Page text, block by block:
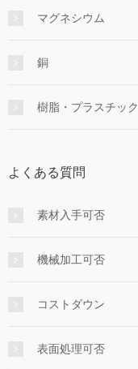
マグネシウム
銅
樹脂・プラスチック
よくある質問
素材入手可否
機械加工可否
コストダウン
表面処理可否